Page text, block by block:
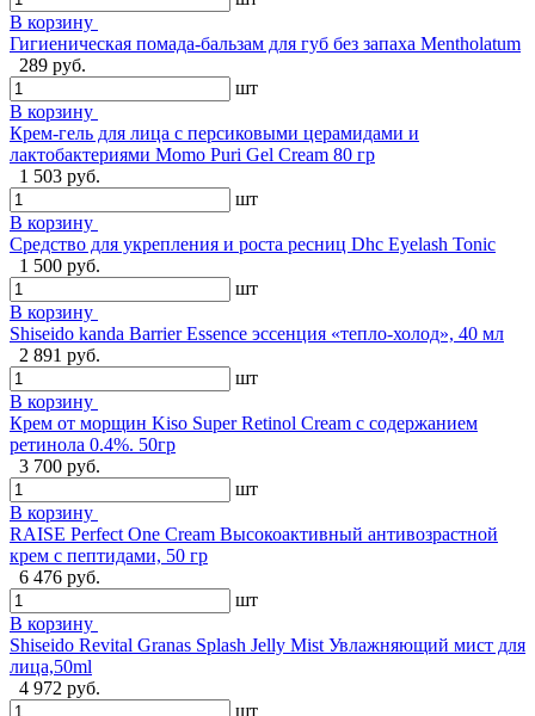
В корзину
Гигиеническая помада-бальзам для губ без запаха Mentholatum
289 руб.
шт
В корзину
Крем-гель для лица с персиковыми церамидами и
лактобактериями Momo Puri Gel Cream 80 гр
1 503 руб.
шт
В корзину
Средство для укрепления и роста ресниц Dhc Eyelash Tonic
1 500 руб.
шт
В корзину
Shiseido kanda Barrier Essence эссенция «тепло-холод», 40 мл
2 891 руб.
шт
В корзину
Крем от морщин Kiso Super Retinol Cream с содержанием
ретинола 0.4%. 50гр
3 700 руб.
шт
В корзину
RAISE Perfect One Cream Высокоактивный антивозрастной
крем с пептидами, 50 гр
6 476 руб.
шт
В корзину
Shiseido Revital Granas Splash Jelly Mist Увлажняющий мист для
лица,50ml
4 972 руб.
шт